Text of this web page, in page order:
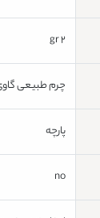
چرم طبیعی گاوی
پارچه
no